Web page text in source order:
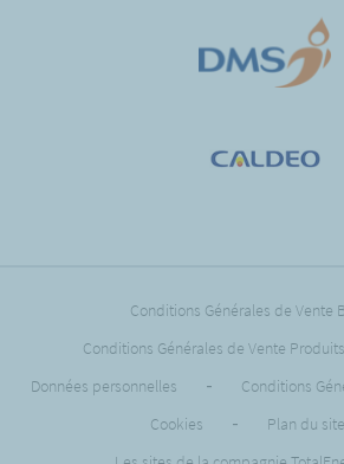
Conditions Générales de Vente
Conditions Générales de Vente
Données personnelles - Conditions
Cookies - Plan du site